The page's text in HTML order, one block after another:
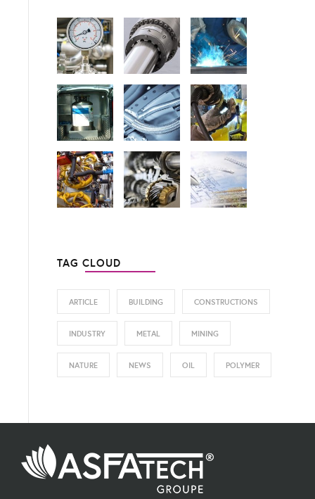
TAG CLOUD
ARTICLE BUILDING CONSTRUCTIONS
INDUSTRY METAL MINING
NATURE NEWS OIL POLYMER